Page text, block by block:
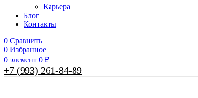
Карьера
Блог
Контакты
0 Сравнить
0 Избранное
0 элемент 0 ₽
+7 (993) 261-84-89